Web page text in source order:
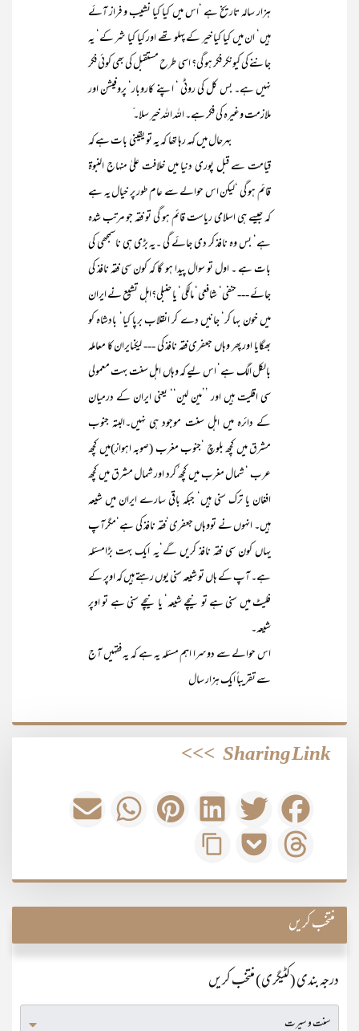
ہزار سالہ تاریخ ہے ‘اس میں کیا کیا نشیب و فراز آئے
ہیں‘ ان میں کیا کیا خیر کے پہلو تھے اور کیا کیا شر کے‘ یہ
جاننے کی کیونکر فکر ہو گی؟ اسی طرح مستقبل کی بھی کوئی فکر
نہیں ہے۔ بس کل کی روٹی ‘ اپنے کاروبار‘ پروفیشن اور
ملازمت وغیرہ کی فکر ہے۔ اللہ اللہ خیر سلا۔ ّ
بہرحال میں کہہ رہا تھا کہ یہ تو یقینی بات ہے کہ
قیامت سے قبل پوری دنیا میں خلافت علیٰ منہاج النبوۃ
قائم ہو گی ‘لیکن اس حوالے سے عام طور پر خیال یہ ہے
کہ جیسے ہی اسلامی ریاست قائم ہو گی تو فقہ جو مرتب شدہ
ہے‘ بس وہ نافذ کر دی جائے گی ۔یہ بڑی ہی ناسمجھی کی
بات ہے ۔ اول تو سوال پیدا ہو گا کہ کون سی فقہ نافذ کی
جائے --- حنفی‘ شافعی‘ مالکی‘ یا حنبلی؟اہل تشیع نے ایران
میں خون بہا کر‘ جانیں دے کر انقلاب برپا کیا‘ بادشاہ کو
بھگایا اور پھر وہاں جعفری فقہ نافذ کی --- لیکنایران کا معاملہ
بالکل الگ ہے‘ اس لیے کہ وہاں اہل سنت بہت معمولی
سی اقلیت ہیں اور ’’مین لین‘‘ یعنی ایران کے درمیان
کے دائرہ میں اہل سنت موجود ہی نہیں۔البتہ جنوب
مشرق میں کچھ بلوچ ‘جنوب مغرب (صوبہ اہواز)میں کچھ
عرب ‘ شمال مغرب میں کچھ ُکرد اور شمال مشرق میں کچھ
افغان یا ترک سنی ہیں‘ جبکہ باقی سارے ایران میں شیعہ
ہیں۔ انہوں نے تووہاں جعفری‘فقہ نافذ کی ہے‘مگرآپ
یہاں کون سی فقہ نافذ کریں گے‘یہ ایک بہت بڑامسئلہ
ہے۔ آپ کے ہاں تو شیعہ سنی یوں رہتے ہیں کہ اوپر کے
فلیٹ میں سنی ہے تو نیچے شیعہ‘ یا نیچے سنی ہے تو اوپر
شیعہ۔
اس حوالے سے دوسرا اہم مسئلہ یہ ہے کہ یہ فقہیں آج
سے تقریباً ایک ہزار سال
Sharing Link
>>>
منتخب کریں
درجہ بندی (کٹیگری) منتخب کریں